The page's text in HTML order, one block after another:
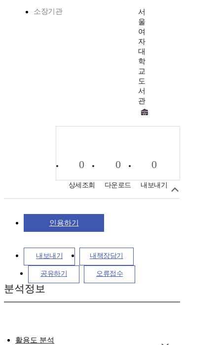
소장기관
서
울
여
자
대
학
교
도
서
관
0
상세조회
0
다운로드
0
내보내기
인용하기
내보내기 내책장담기
공유하기 오류접수
분석정보
활용도 분석